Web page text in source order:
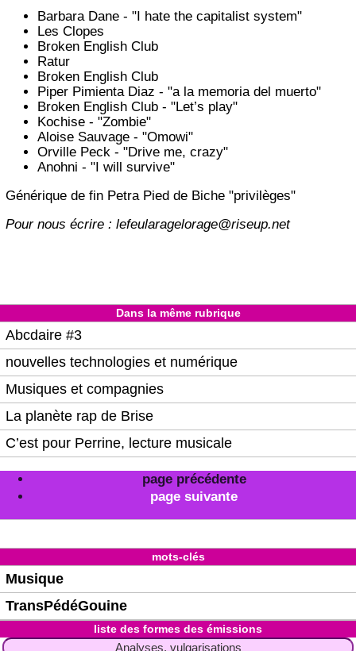
Barbara Dane - "I hate the capitalist system"
Les Clopes
Broken English Club
Ratur
Broken English Club
Piper Pimienta Diaz - "a la memoria del muerto"
Broken English Club - "Let’s play"
Kochise - "Zombie"
Aloise Sauvage - "Omowi"
Orville Peck - "Drive me, crazy"
Anohni - "I will survive"
Générique de fin Petra Pied de Biche "privilèges"
Pour nous écrire : lefeularagelorage@riseup.net
Dans la même rubrique
Abcdaire #3
nouvelles technologies et numérique
Musiques et compagnies
La planète rap de Brise
C’est pour Perrine, lecture musicale
page précédente
page suivante
mots-clés
Musique
TransPédéGouine
liste des formes des émissions
Analyses, vulgarisations